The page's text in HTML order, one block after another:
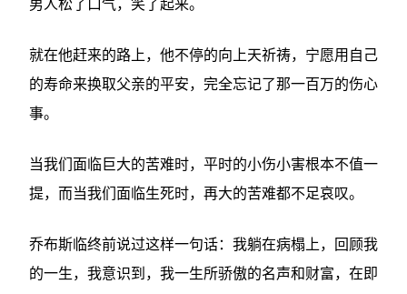
男人松了口气，笑了起来。
就在他赶来的路上，他不停的向上天祈祷，宁愿用自己
的寿命来换取父亲的平安，完全忘记了那一百万的伤心
事。
当我们面临巨大的苦难时，平时的小伤小害根本不值一
提，而当我们面临生死时，再大的苦难都不足哀叹。
乔布斯临终前说过这样一句话：我躺在病榻上，回顾我
的一生，我意识到，我一生所骄傲的名声和财富，在即